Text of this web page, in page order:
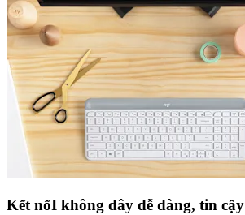
Kết nốI không dây dễ dàng, tin cậy